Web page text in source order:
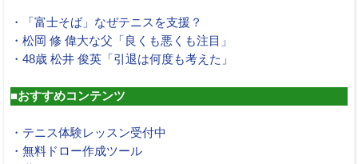
・「富士そば」なぜテニスを支援？
・松岡 修 偉大な父「良くも悪くも注目」
・48歳 松井 俊英「引退は何度も考えた」
■おすすめコンテンツ
・テニス体験レッスン受付中
・無料ドロー作成ツール